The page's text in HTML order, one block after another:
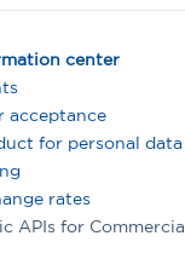
center
acceptance
for personal data
rates
APIs for